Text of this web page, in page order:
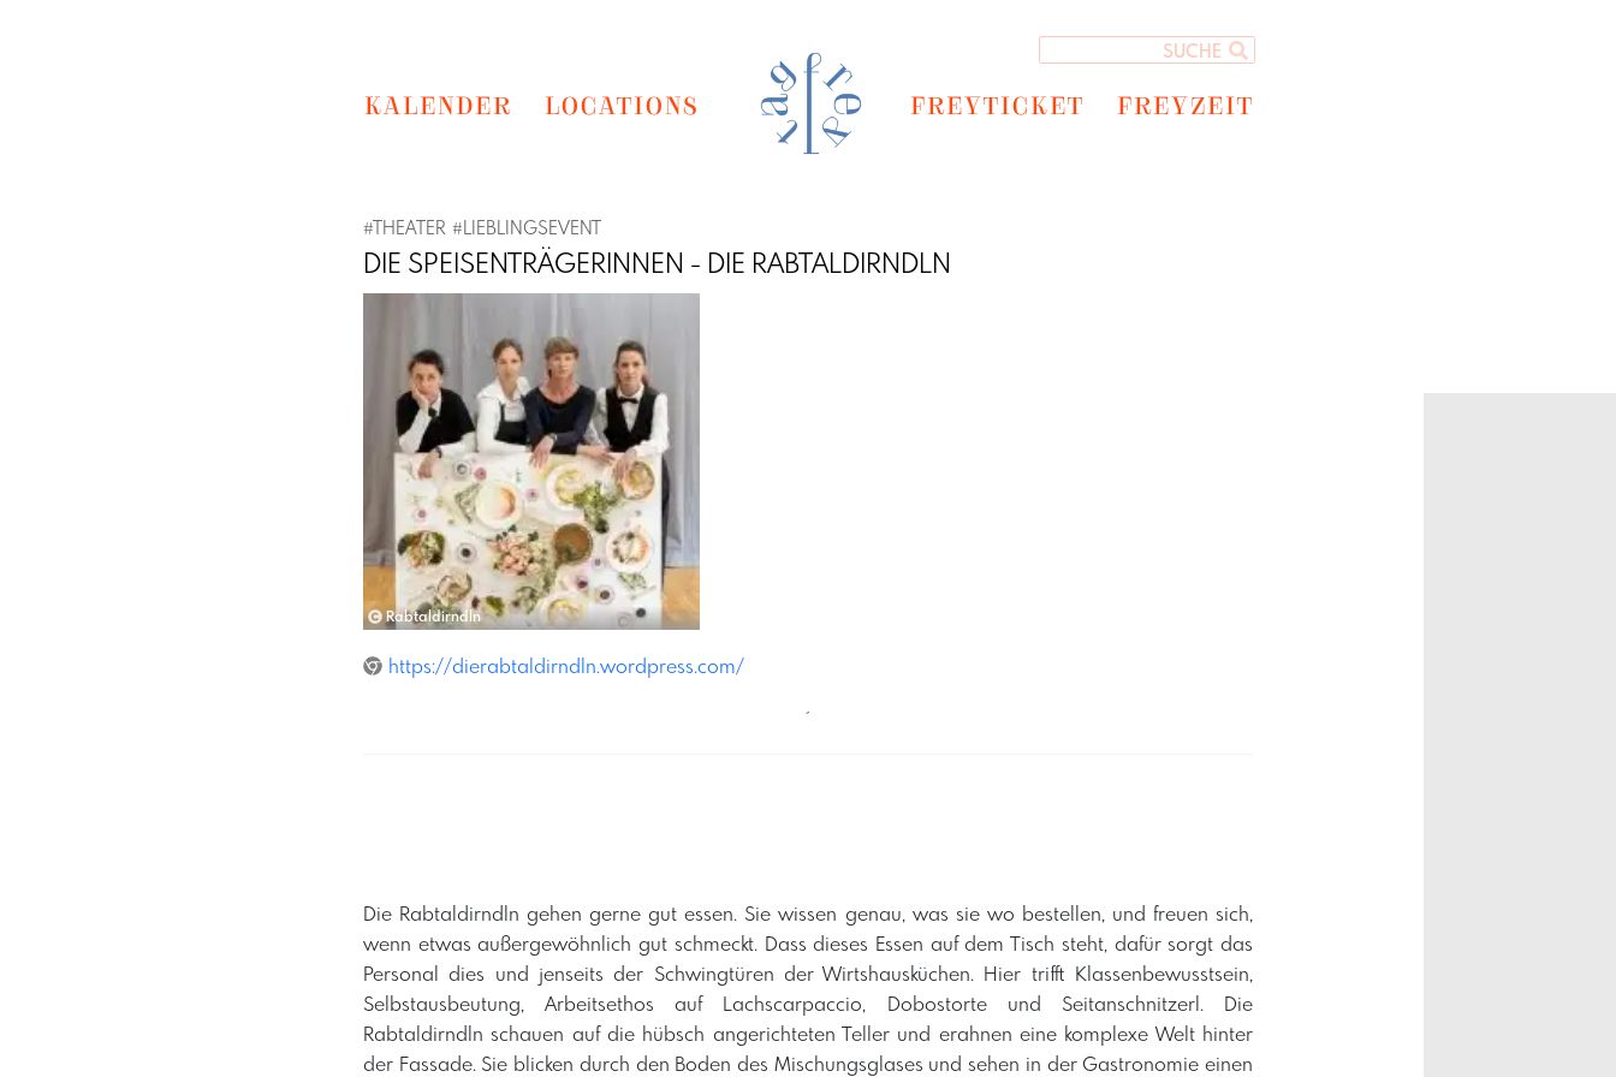
KALENDER LOCATIONS FREYTICKET FREYZEIT
# THEATER #LIEBLINGSEVENT
DIE SPEISENTRÄGERINNEN - DIE RABTALDIRNDLN
Rabtaldirndln
Previous
https://dierabtaldirndln.wordpress.com/
´
Die Rabtaldirndln gehen gerne gut essen. Sie wissen genau, was sie wo bestellen, und freuen sich,
wenn etwas außergewöhnlich gut schmeckt. Dass dieses Essen auf dem Tisch steht, dafür sorgt das
Personal dies und jenseits der Schwingtüren der Wirtshausküchen. Hier trifft Klassenbewusstsein,
Selbstausbeutung, Arbeitsethos auf Lachscarpaccio, Dobostorte und Seitanschnitzerl. Die
Rabtaldirndln schauen auf die hübsch angerichteten Teller und erahnen eine komplexe Welt hinter
der Fassade. Sie blicken durch den Boden des Mischungsglases und sehen in der Gastronomie einen